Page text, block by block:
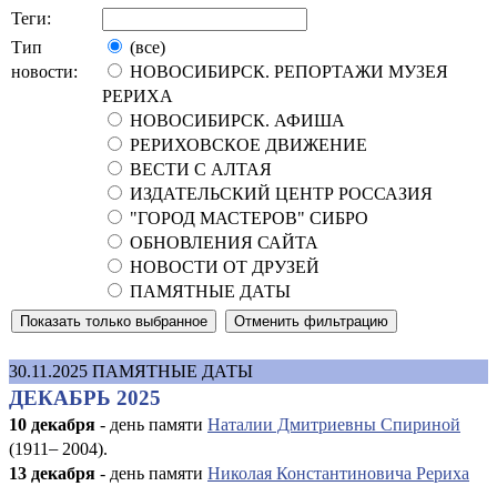
Теги:
Тип
новости:
(все)
НОВОСИБИРСК. РЕПОРТАЖИ МУЗЕЯ
РЕРИХА
НОВОСИБИРСК. АФИША
РЕРИХОВСКОЕ ДВИЖЕНИЕ
ВЕСТИ С АЛТАЯ
ИЗДАТЕЛЬСКИЙ ЦЕНТР РОССАЗИЯ
"ГОРОД МАСТЕРОВ" СИБРО
ОБНОВЛЕНИЯ САЙТА
НОВОСТИ ОТ ДРУЗЕЙ
ПАМЯТНЫЕ ДАТЫ
30.11.2025 ПАМЯТНЫЕ ДАТЫ
ДЕКАБРЬ 2025
10 декабря - день памяти Наталии Дмитриевны Спириной
(1911–2004).
13 декабря - день памяти Николая Константиновича Рериха